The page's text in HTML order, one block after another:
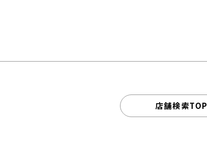
店舗検索TOP